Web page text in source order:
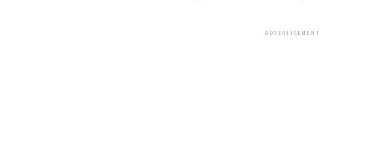
ADVERTISEMENT